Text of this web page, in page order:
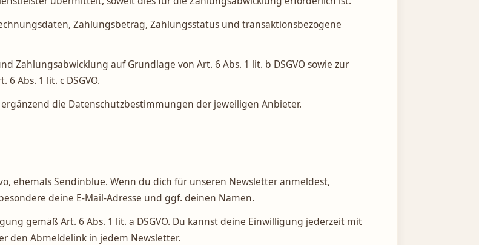
Zahlungsbetrag, Zahlungsstatus und transaktionsbezogene
Zahlungsabwicklung auf Grundlage von Art. 6 Abs. 1 lit. b DSGVO sowie zur
Abs. 1 lit. c DSGVO.
die Datenschutzbestimmungen der jeweiligen Anbieter.
ehemals Sendinblue. Wenn du dich für unseren Newsletter anmeldest,
deine E-Mail-Adresse und ggf. deinen Namen.
gemäß Art. 6 Abs. 1 lit. a DSGVO. Du kannst deine Einwilligung jederzeit mit
den Abmeldelink in jedem Newsletter.